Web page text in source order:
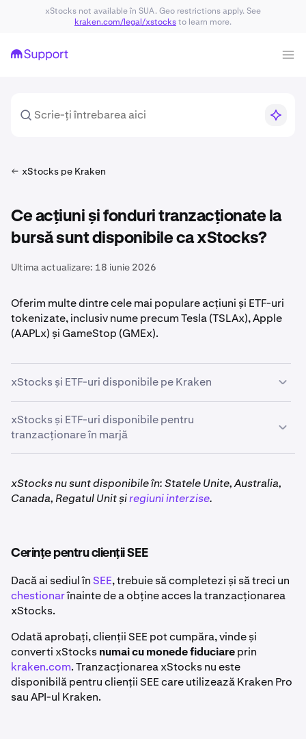
xStocks not available în SUA. Geo restrictions apply. See
kraken.com/legal/xstocksto learn more.
xStocks pe Kraken
Ce acțiuni și fonduri tranzacționate la
bursă sunt disponibile ca xStocks?
Ultima actualizare: 18 iunie 2026
Oferim multe dintre cele mai populare acțiuni și ETF-uri
tokenizate, inclusiv nume precum Tesla (TSLAx), Apple
(AAPLx) și GameStop (GMEx).
xStocks și ETF-uri disponibile pe Kraken
xStocks și ETF-uri disponibile pentru
tranzacționare în marjă
utilizând un levier de3x:*
AAPLx, CRCLx, GLDx, GOOGLx, HOODx, MSTRx,
*Se aplică restricții geografice
xStocks nu sunt disponibile în: Statele Unite, Australia,
Canada, Regatul Unit șiregiuni interzise.
Cerințe pentru clienții SEE
Dacă ai sediul în SEE, trebuie să completezi și să treci un
chestionarînainte de a obține acces la tranzacționarea
xStocks.
Odată aprobați, clienții SEE pot cumpăra, vinde și
converti xStocksnumai cu monede fiduciareprin
kraken.com. Tranzacționarea xStocks nu este
disponibilă pentru clienții SEE care utilizează Kraken Pro
sau API-ul Kraken.